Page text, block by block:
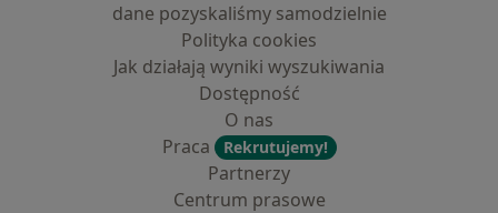
dane pozyskaliśmy samodzielnie
Polityka cookies
Jak działają wyniki wyszukiwania
Dostępność
O nas
Praca
Rekrutujemy!
Partnerzy
Centrum prasowe